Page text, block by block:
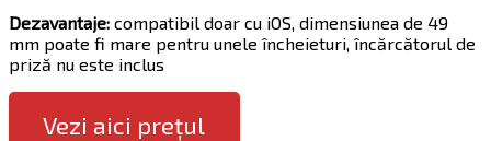
Dezavantaje: compatibil doar cu iOS, dimensiunea de 49
mm poate fi mare pentru unele încheieturi, încărcătorul de
priză nu este inclus
Vezi aici prețul